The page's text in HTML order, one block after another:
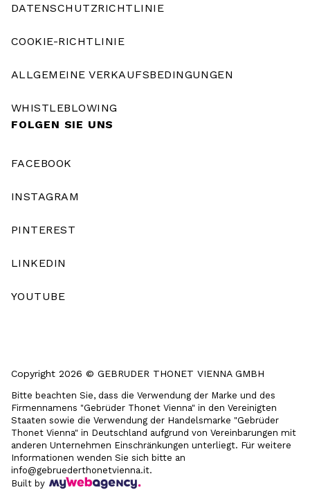
DATENSCHUTZRICHTLINIE
COOKIE-RICHTLINIE
ALLGEMEINE VERKAUFSBEDINGUNGEN
WHISTLEBLOWING
FOLGEN SIE UNS
FACEBOOK
INSTAGRAM
PINTEREST
LINKEDIN
YOUTUBE
Copyright 2026 © GEBRUDER THONET VIENNA GMBH
Bitte beachten Sie, dass die Verwendung der Marke und des
Firmennamens "Gebrüder Thonet Vienna" in den Vereinigten
Staaten sowie die Verwendung der Handelsmarke "Gebrüder
Thonet Vienna" in Deutschland aufgrund von Vereinbarungen mit
anderen Unternehmen Einschränkungen unterliegt. Für weitere
Informationen wenden Sie sich bitte an
info@gebruederthonetvienna.it.
Built by